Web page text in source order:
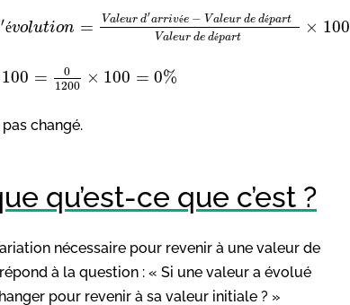
′évolution = Valeur d′arrivée − Valeur de départ
Valeur de départ
× 100
100 =
0
1200 × 100 = 0%
changé.
qu’est-ce que c’est ?
nécessaire pour revenir à une valeur de
à la question : « Si une valeur a évolué
pour revenir à sa valeur initiale ? »